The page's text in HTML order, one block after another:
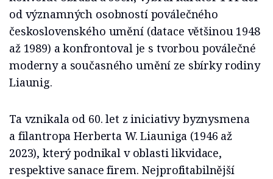
od významných osobností poválečného
československého umění (datace většinou 1948
až 1989) a konfrontoval je s tvorbou poválečné
moderny a současného umění ze sbírky rodiny
Liaunig.
Ta vznikala od 60. let z iniciativy byznysmena
a filantropa Herberta W. Liauniga (1946 až
2023), který podnikal v oblasti likvidace,
respektive sanace firem. Nejprofitabilnější